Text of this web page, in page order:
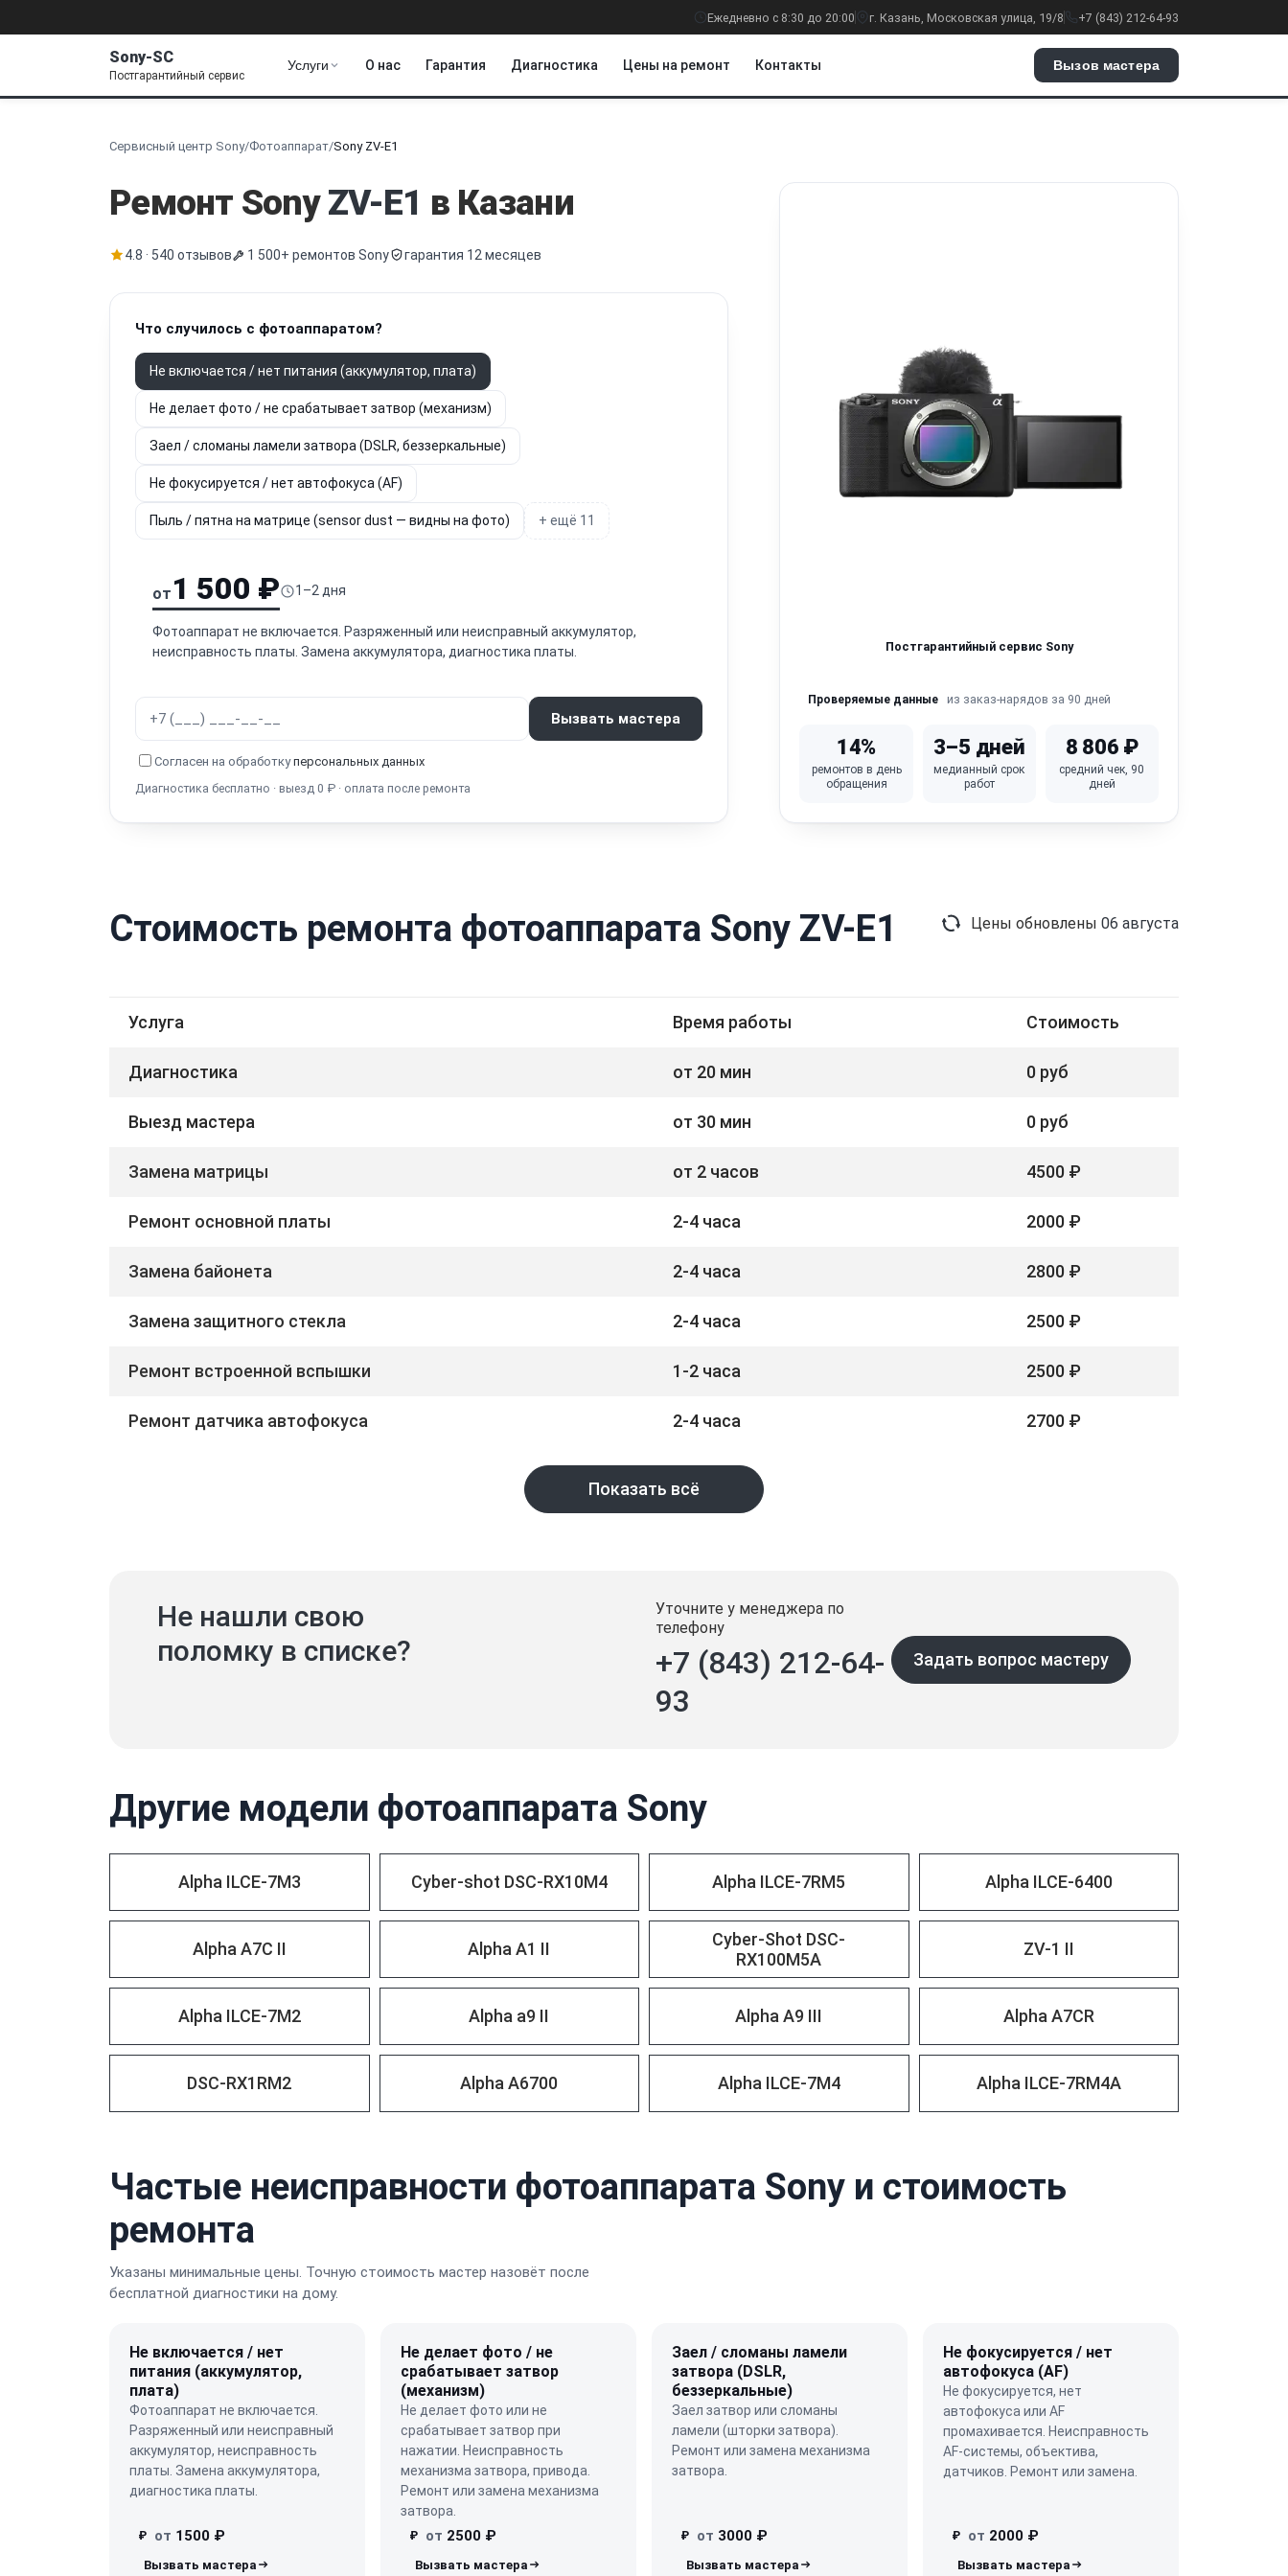
Ежедневно с 8:30 до 20:00 г. Казань, Московская улица, 19/8 +7 (843) 212-64-93
Sony-SC
Постгарантийный сервис
Услуги О нас Гарантия Диагностика Цены на ремонт Контакты Вызов мастера
Сервисный центр Sony/Фотоаппарат/Sony ZV-E1
Ремонт SonyZV-E1 в Казани
4.8 · 540 отзывов 1 500+ ремонтов Sony гарантия 12 месяцев
Что случилось с фотоаппаратом?
Не включается / нет питания (аккумулятор, плата)
Не делает фото / не срабатывает затвор (механизм)
Заел / сломаны ламели затвора (DSLR, беззеркальные)
Не фокусируется / нет автофокуса (AF)
Пыль / пятна на матрице (sensor dust — видны на фото) + ещё 11
от 1 500 ₽ 1–2 дня
Фотоаппарат не включается. Разряженный или неисправный аккумулятор,
неисправность платы. Замена аккумулятора, диагностика платы.
Вызвать мастера
Согласен на обработкуперсональных данных
Диагностика бесплатно · выезд 0 ₽ · оплата после ремонта
Постгарантийный сервис Sony
Проверяемые данные из заказ-нарядов за 90 дней
14%
ремонтов в день
обращения
3–5 дней
медианный срок
работ
8 806 ₽
средний чек, 90
дней
Стоимость ремонта фотоаппарата Sony ZV-E1 Цены обновлены 06 августа
Услуга Время работы Стоимость
Диагностика от 20 мин 0 руб
Выезд мастера от 30 мин 0 руб
Замена матрицы от 2 часов 4500 ₽
Ремонт основной платы 2-4 часа 2000 ₽
Замена байонета 2-4 часа 2800 ₽
Замена защитного стекла 2-4 часа 2500 ₽
Ремонт встроенной вспышки 1-2 часа 2500 ₽
Ремонт датчика автофокуса 2-4 часа 2700 ₽
Показать всё
Не нашли свою
поломку в списке?
Уточните у менеджера по
телефону
+7 (843) 212-64-
93
Задать вопрос мастеру
Другие модели фотоаппарата Sony
Alpha ILCE-7M3 Cyber-shot DSC-RX10M4 Alpha ILCE-7RM5 Alpha ILCE-6400
Alpha A7C II Alpha A1 II
Cyber-Shot DSC-
RX100M5A
ZV-1 II
Alpha ILCE-7M2 Alpha a9 II Alpha A9 III Alpha A7CR
DSC-RX1RM2 Alpha A6700 Alpha ILCE-7M4 Alpha ILCE-7RM4A
Частые неисправности фотоаппарата Sony и стоимость
ремонта
Указаны минимальные цены. Точную стоимость мастер назовёт после
бесплатной диагностики на дому.
Не включается / нет
питания (аккумулятор,
плата)
Фотоаппарат не включается.
Разряженный или неисправный
аккумулятор, неисправность
платы. Замена аккумулятора,
диагностика платы.
₽ от 1500 ₽
Не делает фото / не
срабатывает затвор
(механизм)
Не делает фото или не
срабатывает затвор при
нажатии. Неисправность
механизма затвора, привода.
Ремонт или замена механизма
затвора.
₽ от 2500 ₽
Заел / сломаны ламели
затвора (DSLR,
беззеркальные)
Заел затвор или сломаны
ламели (шторки затвора).
Ремонт или замена механизма
затвора.
₽ от 3000 ₽
Не фокусируется / нет
автофокуса (AF)
Не фокусируется, нет
автофокуса или AF
промахивается. Неисправность
AF-системы, объектива,
датчиков. Ремонт или замена.
₽ от 2000 ₽